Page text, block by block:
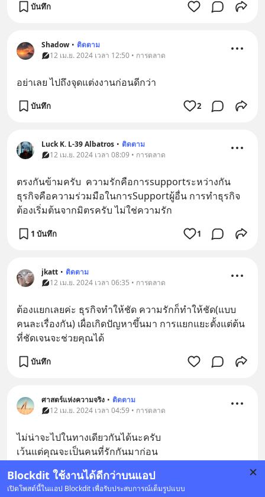
Blockdit ใช้งานได้ดีกว่าบนแอป
เปิดโพสต์นี้ในแอป Blockdit เพื่อรับประสบการณ์เต็มรูปแบบ
บันทึก
Shadow • ติดตาม
12 เม.ย. 2024 เวลา 12:50 • การตลาด
อย่าเลย ไปถึงจุดแต่งงานก่อนดีกว่า
บันทึก 2
Luck K. L-39 Albatros • ติดตาม
12 เม.ย. 2024 เวลา 08:09 • การตลาด
ตรงกันข้ามครับ  ความรักคือการsupportระหว่างกัน
ธุรกิจคือความร่วมมือในการSupportผู้อื่น การทำธุรกิจ
ต้องเริ่มต้นจากมิตรครับ ไม่ใช่ความรัก
1 บันทึก 1
jkatt • ติดตาม
12 เม.ย. 2024 เวลา 06:35 • การตลาด
ต้องแยกเลยค่ะ ธุรกิจทำให้ชัด ความรักก็ทำให้ชัด(แบบ
คนละเรื่องกัน) เผื่อเกิดปัญหาขึ้นมา การแยกแยะตั้งแต่ต้น
ที่ชัดเจนจะช่วยคุณได้
บันทึก
ศาสตร์แห่งความจริง • ติดตาม
12 เม.ย. 2024 เวลา 04:59 • การตลาด
ไม่น่าจะไปในทางเดียวกันได้นะครับ
เว้นแต่คุณจะเป็นคนที่รักกันมาก่อน
เพื่อสร้างอนาคตร่วมกันเพราะความรัก